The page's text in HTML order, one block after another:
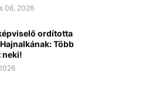
06, 2026
ordította
Több
neki!